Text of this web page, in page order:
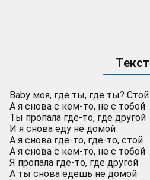
Текст
Baby моя, где ты, где ты? Стой
А я снова с кем-то, не с тобой
Ты пропала где-то, где другой
И я снова еду не домой
А я снова где-то, где-то, стой
А я снова с кем-то, не с тобой
Я пропала где-то, где другой
А ты снова едешь не домой